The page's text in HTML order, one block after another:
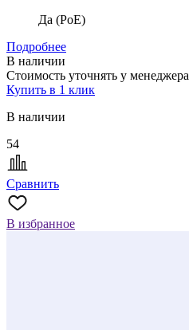
Да (PoE)
Подробнее
В наличии
Стоимость уточнять у менеджера
Купить в 1 клик
В наличии
54
Сравнить
В избранное